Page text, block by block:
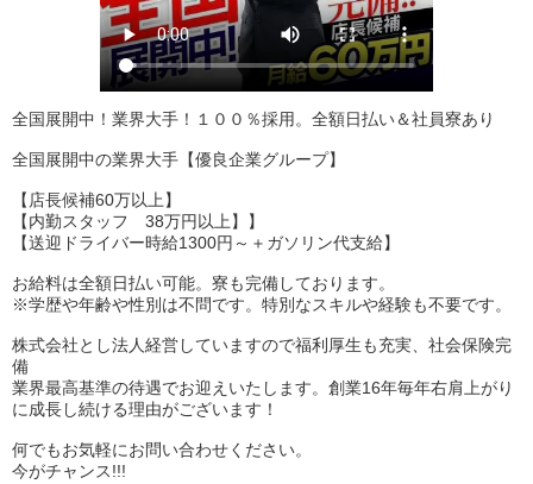
全国展開中！業界大手！１００％採用。全額日払い＆社員寮あり
全国展開中の業界大手【優良企業グループ】
【店長候補60万以上】
【内勤スタッフ 38万円以上】】
【送迎ドライバー時給1300円～＋ガソリン代支給】
お給料は全額日払い可能。寮も完備しております。
※学歴や年齢や性別は不問です。特別なスキルや経験も不要です。
株式会社とし法人経営していますので福利厚生も充実、社会保険完
備
業界最高基準の待遇でお迎えいたします。創業16年毎年右肩上がり
に成長し続ける理由がございます！
何でもお気軽にお問い合わせください。
今がチャンス!!!